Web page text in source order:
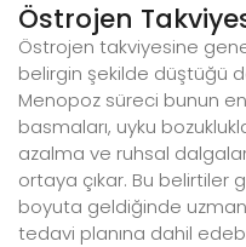
Östrojen
Östrojen takviyesine
belirgin şekilde düştüğü
Menopoz süreci bunun
basmaları, uyku
azalma ve ruhsal
ortaya çıkar. Bu belirtiler
boyuta geldiğinde
tedavi planına dahil